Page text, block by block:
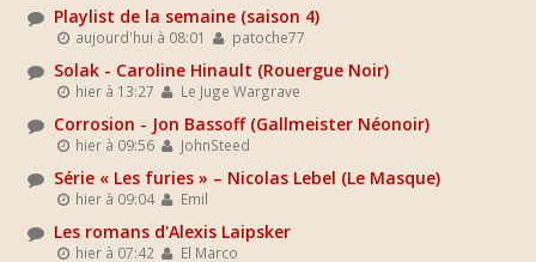
Playlist de la semaine (saison 4)
aujourd'hui à 08:01 patoche77
Solak - Caroline Hinault (Rouergue Noir)
hier à 13:27 Le Juge Wargrave
Corrosion - Jon Bassoff (Gallmeister Néonoir)
hier à 09:56 JohnSteed
Série « Les furies » – Nicolas Lebel (Le Masque)
hier à 09:04 Emil
Les romans d'Alexis Laipsker
hier à 07:42 El Marco